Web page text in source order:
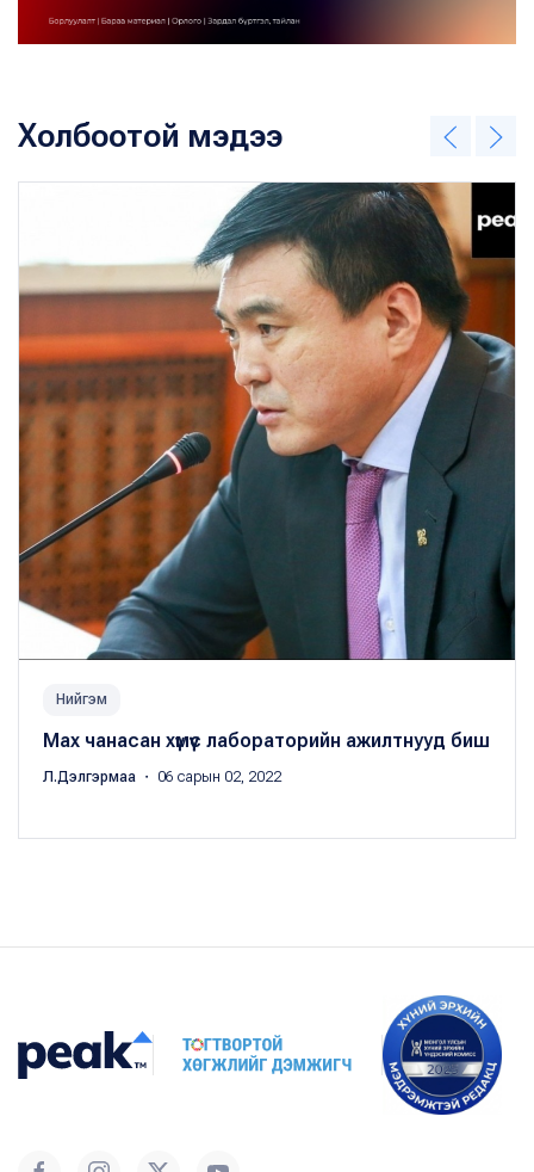
Холбоотой мэдээ
Нийгэм
Мах чанасан хүмүүс лабораторийн ажилтнууд биш
Л.Дэлгэрмаа ・ 06 сарын 02, 2022